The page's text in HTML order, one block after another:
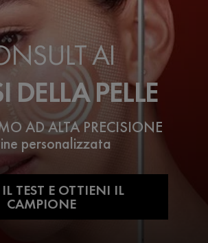
AI
PELLE
AD ALTA PRECISIONE
personalizzata
TEST E OTTIENI IL
CAMPIONE